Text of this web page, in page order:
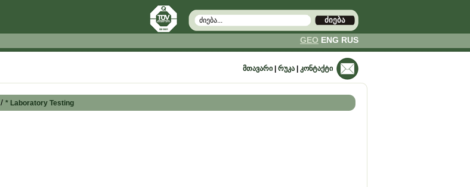
ძიება
GEO ENG RUS
ᲛᲗᲐᲕᲐᲠᲘ | ᲠᲣᲙᲐ | ᲙᲝᲜᲢᲐᲥᲢᲘ
/ * Laboratory Testing